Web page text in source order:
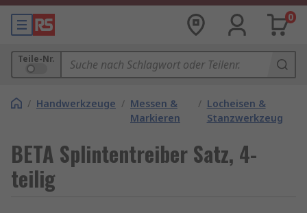
0
Teile-Nr.
/ Handwerkzeuge / Messen &
Markieren
/ Locheisen &
Stanzwerkzeug
BETA Splintentreiber Satz, 4-
teilig